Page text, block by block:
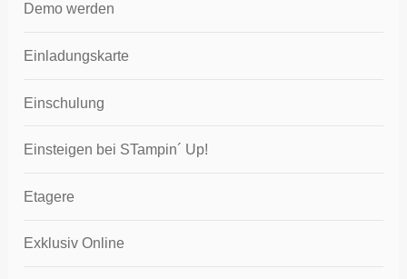
Demo werden
Einladungskarte
Einschulung
Einsteigen bei STampin´ Up!
Etagere
Exklusiv Online